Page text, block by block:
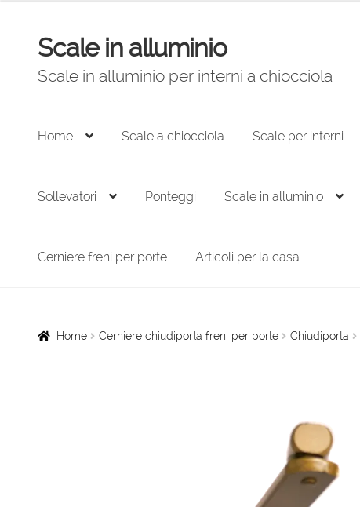
Vai
alla
navigazione
Vai
al
contenuto
Scale in alluminio
Scale in alluminio per interni a chiocciola
Home Scale a chiocciola Scale per interni
Sollevatori Ponteggi Scale in alluminio
Cerniere freni per porte Articoli per la casa
Home Cerniere chiudiporta freni per porte Chiudiporta
117,00 €